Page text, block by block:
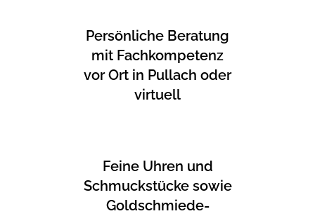
Persönliche Beratung
mit Fachkompetenz
vor Ort in Pullach oder
virtuell
Feine Uhren und
Schmuckstücke sowie
Goldschmiede-